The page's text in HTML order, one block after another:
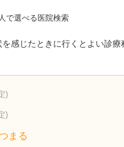
人で選べる医院検索
を感じたときに行くとよい診療
)
)
まる